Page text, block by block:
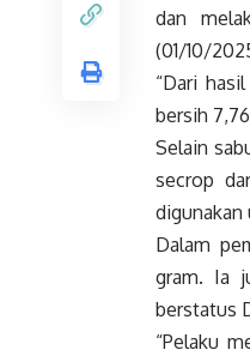
dan
(01/10/
“Dari
bersih
Selain
secrop
digunakan
Dalam
gram. Ia
berstatus
“Pelaku